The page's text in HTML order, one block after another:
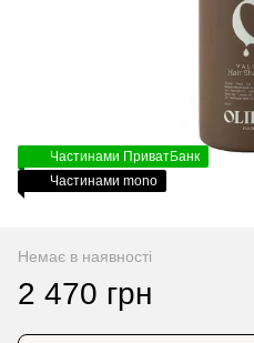
Частинами ПриватБанк
Частинами mono
Немає в наявності
2 470 грн